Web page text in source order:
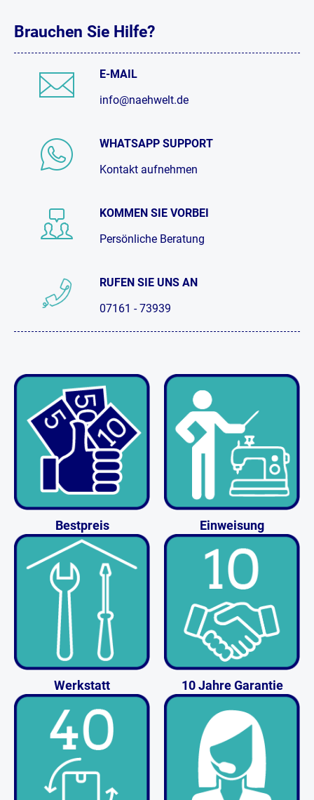
Brauchen Sie Hilfe?
E-MAIL
info@naehwelt.de
WHATSAPP SUPPORT
Kontakt aufnehmen
KOMMEN SIE VORBEI
Persönliche Beratung
RUFEN SIE UNS AN
07161 - 73939
Bestpreis Einweisung
Werkstatt 10 Jahre Garantie